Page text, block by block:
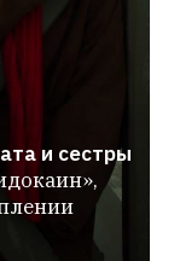
и сестры